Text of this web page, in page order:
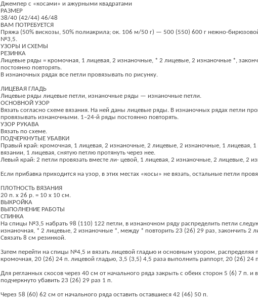
Джемпер с «косами» и ажурными квадратами
РАЗМЕР
38/40 (42/44) 46/48
ВАМ ПОТРЕБУЕТСЯ
Пряжа (50% вискозы, 50% полиакрила; ок. 106 м/50 г) — 500 (550) 600 г нежно-
№3,5.
УЗОРЫ И СХЕМЫ
РЕЗИНКА
Лицевые ряды = кромочная, 1 лицевая, 2 изнаночные, * 2 лицевые, 2 изнаночные *,
постоянно повторять.
В изнаночных рядах все петли провязывать по рисунку.
ЛИЦЕВАЯ ГЛАДЬ
Лицевые ряды лицевые петли, изнаночные ряды — изнаночные петли.
ОСНОВНОЙ УЗОР
Вязать согласно схеме вязания. На ней даны лицевые ряды. В изнаночных рядах петли
провязывать изнаночными. 1–24-й ряды постоянно повторять.
УЗОР РУКАВА
Вязать по схеме.
ПОДЧЕРКНУТЫЕ УБАВКИ
Правый край: кромочная, 1 лицевая, 2 изнаночные, 2 лицевые, 2 изнаночные, 1 лицевая,
вязании, 1 лицевая, снятую петлю протянуть через нее.
Левый край: 2 петли провязать вместе ли- цевой, 1 лицевая, 2 изнаночные, 2 лицевые, 2
Если прибавка приходится на узор, в этих местах «косы» не вязать, остальные петли
ПЛОТНОСТЬ ВЯЗАНИЯ
20 п. х 26 р. = 10 х 10 см.
ВЫКРОЙКА
ВЫПОЛНЕНИЕ РАБОТЫ
СПИНКА
На спицы №3,5 набрать 98 (110) 122 петли, в изнаночном ряду распределить петли
изнаночная, * 2 лицевые, 2 изнаночные *, между * повторить 23 (26) 29 раз, закончить 2
Связать 8 см резинкой.
Затем перейти на спицы №4,5 и вязать лицевой гладью и основным узором,
кромочная, 20 (26) 24 п. лицевой гладью, 3,5 (3,5) 4,5 раза выполнить раппорт, 20 (26) 24
Для регланных скосов через 40 см от начального ряда закрыть с обеих сторон 5 (6) 7 п.
подчеркнуто убавить 23 (26) 29 раз 1 п.
Через 58 (60) 62 см от начального ряда оставить оставшиеся 42 (46) 50 п.